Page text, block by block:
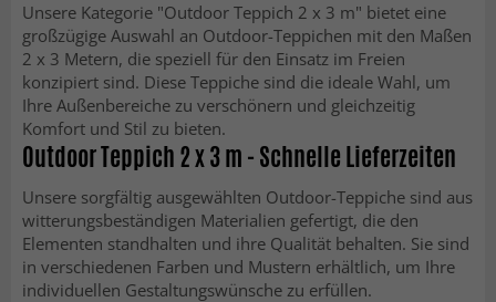
Unsere Kategorie "Outdoor Teppich 2 x 3 m" bietet eine
großzügige Auswahl an Outdoor-Teppichen mit den Maßen
2 x 3 Metern, die speziell für den Einsatz im Freien
konzipiert sind. Diese Teppiche sind die ideale Wahl, um
Ihre Außenbereiche zu verschönern und gleichzeitig
Komfort und Stil zu bieten.
Outdoor Teppich 2 x 3 m - Schnelle Lieferzeiten
Unsere sorgfältig ausgewählten Outdoor-Teppiche sind aus
witterungsbeständigen Materialien gefertigt, die den
Elementen standhalten und ihre Qualität behalten. Sie sind
in verschiedenen Farben und Mustern erhältlich, um Ihre
individuellen Gestaltungswünsche zu erfüllen.